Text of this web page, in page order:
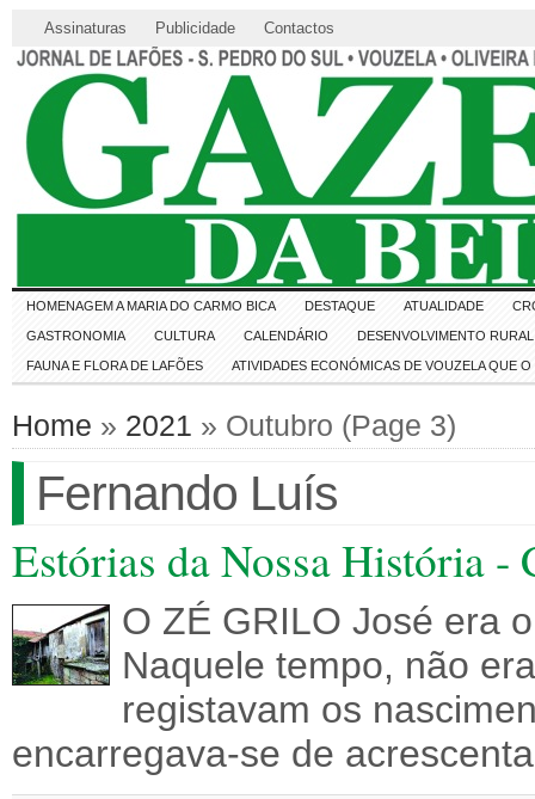
Assinaturas Publicidade Contactos
HOMENAGEM A MARIA DO CARMO BICA DESTAQUE ATUALIDADE
GASTRONOMIA CULTURA CALENDÁRIO DESENVOLVIMENTO RURAL
FAUNA E FLORA DE LAFÕES ATIVIDADES ECONÓMICAS DE VOUZELA QUE
Home » 2021 » Outubro (Page 3)
Fernando Luís
Estórias da Nossa História -
O ZÉ GRILO José era
Naquele tempo, não
registavam os
encarregava-se de